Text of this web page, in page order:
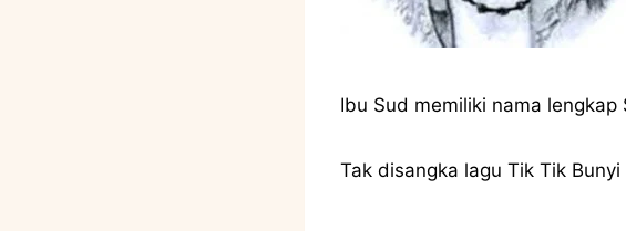
Ibu Sud memiliki nama
Tak disangka lagu Tik Tik